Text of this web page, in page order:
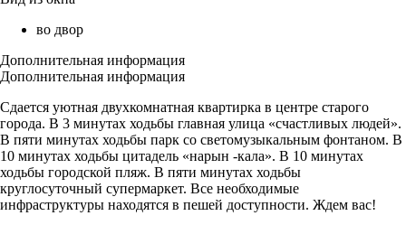
во двор
Дополнительная информация
Дополнительная информация
Сдается уютная двухкомнатная квартирка в центре старого
города. В 3 минутах ходьбы главная улица «счастливых людей».
В пяти минутах ходьбы парк со светомузыкальным фонтаном. В
10 минутах ходьбы цитадель «нарын -кала». В 10 минутах
ходьбы городской пляж. В пяти минутах ходьбы
круглосуточный супермаркет. Все необходимые
инфраструктуры находятся в пешей доступности. Ждем вас!